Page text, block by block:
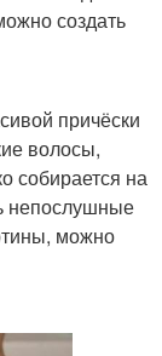
создать
причёски
волосы,
собирается на
непослушные
можно